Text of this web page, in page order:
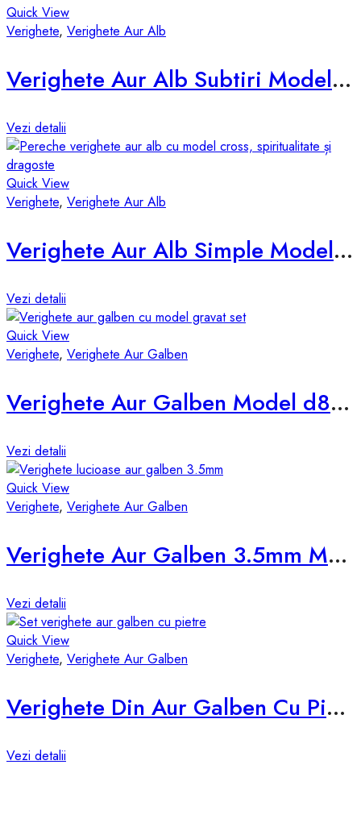
Quick View
Verighete, Verighete Aur Alb
Verighete Aur Alb Subtiri Model d678-a
Vezi detalii
Quick View
Verighete, Verighete Aur Alb
Verighete Aur Alb Simple Model d524-a
Vezi detalii
Quick View
Verighete, Verighete Aur Galben
Verighete Aur Galben Model d838-g
Vezi detalii
Quick View
Verighete, Verighete Aur Galben
Verighete Aur Galben 3.5mm Model vsb
Vezi detalii
Quick View
Verighete, Verighete Aur Galben
Verighete Din Aur Galben Cu Pietre d856-g
Vezi detalii